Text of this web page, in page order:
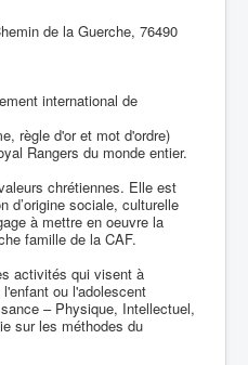
de la Guerche, 76490
international de
règle d'or et mot d'ordre)
Rangers du monde entier.
chrétiennes. Elle est
d’origine sociale, culturelle
à mettre en oeuvre la
famille de la CAF.
activités qui visent à
ou l'adolescent
– Physique, Intellectuel,
sur les méthodes du